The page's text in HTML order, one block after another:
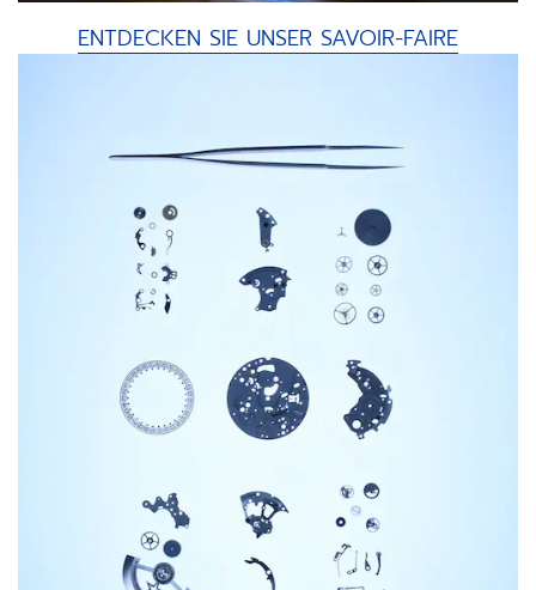
ENTDECKEN SIE UNSER SAVOIR-FAIRE